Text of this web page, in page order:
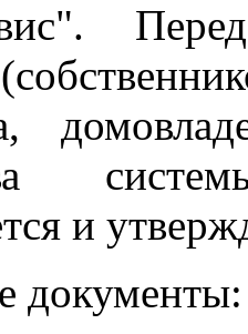
и
документы: